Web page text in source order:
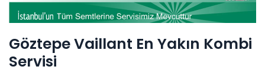
Göztepe Vaillant En Yakın Kombi
Servisi